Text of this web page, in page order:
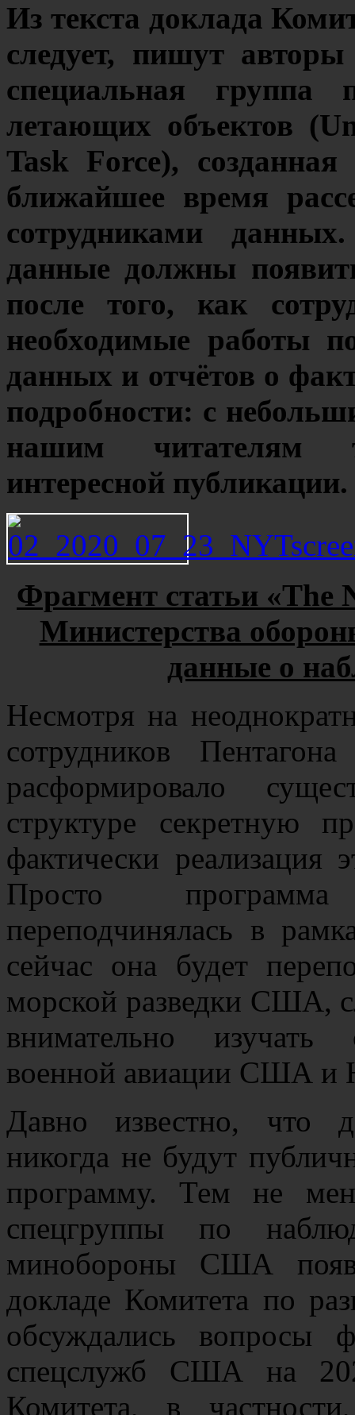
Из текста доклада
следует, пишут
специальная группа
летающих объектов
Task Force),
ближайшее время
сотрудниками
данные должны
после того, как
необходимые работы
данных и отчётов о
подробности: с
нашим читателям
интересной публикации.
Фрагмент статьи «The
Министерства
данные о
Несмотря на
сотрудников
расформировало
структуре секретную
фактически реализация
Просто
переподчинялась в
сейчас она будет
морской разведки США,
внимательно изучать
военной авиации США
Давно известно, что
никогда не будут
программу. Тем не
спецгруппы по
минобороны США
докладе Комитета по
обсуждались вопросы
спецслужб США на
Комитета, в